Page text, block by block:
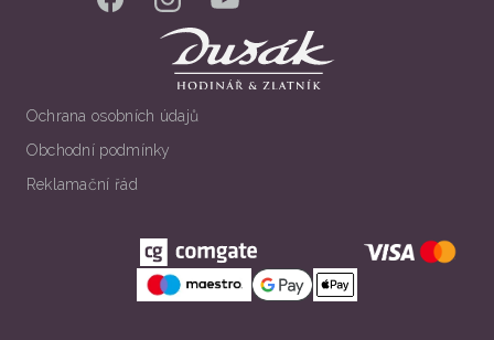
FacebookInstagramYouTube
Ochrana osobních údajů
Obchodní podmínky
Reklamační řád